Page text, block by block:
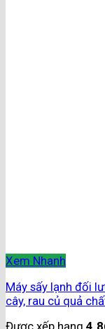
Xem Nhanh
Máy sấy lạnh đối
cây, rau củ quả